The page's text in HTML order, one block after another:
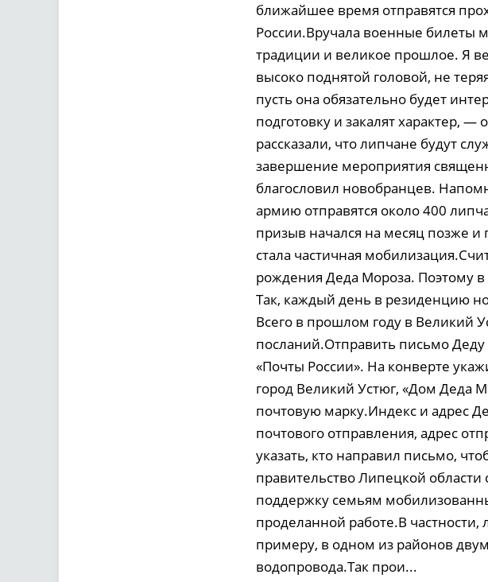
ближайшее время отправятся
России.Вручала военные билеты
традиции и великое прошлое. Я
высоко поднятой головой, не
пусть она обязательно будет
подготовку и закалят характер,
рассказали, что липчане будут
завершение мероприятия
благословил новобранцев.
армию отправятся около 400
призыв начался на месяц позже и
стала частичная
рождения Деда Мороза. Поэтому
Так, каждый день в резиденцию
Всего в прошлом году в Великий
посланий.Отправить письмо
«Почты России». На конверте
город Великий Устюг, «Дом Деда
почтовую марку.Индекс и адрес
почтового отправления, адрес
указать, кто направил письмо,
правительство Липецкой
поддержку семьям
проделанной работе.В
примеру, в одном из районов
водопровода.Так прои...